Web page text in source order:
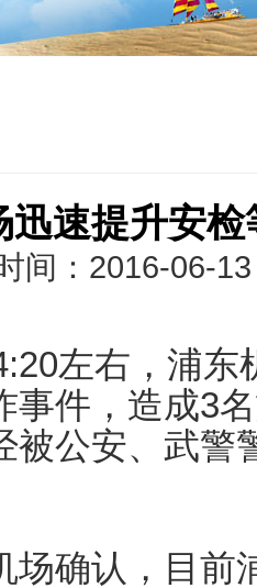
迅速提升安
间：2016-06-
左右，浦
事件，造成3
被公安、武警
场确认，目前